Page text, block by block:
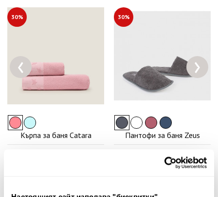
30%
Кърпа за баня Catara
30%
Пантофи за баня Zeus
31.29лв.
11.20€ 21.90лв.
‹ ›